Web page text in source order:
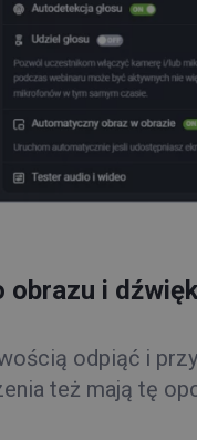
i
odpiąć i
też mają tę